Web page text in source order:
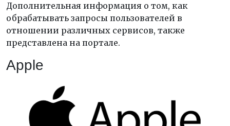
Дополнительная информация о том, как
обрабатывать запросы пользователей в
отношении различных сервисов, также
представлена на портале.
Apple